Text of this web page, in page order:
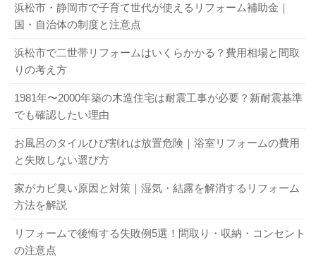
浜松市・静岡市で子育て世代が使えるリフォーム補助金｜
国・自治体の制度と注意点
浜松市で二世帯リフォームはいくらかかる？費用相場と間取
りの考え方
1981年〜2000年築の木造住宅は耐震工事が必要？新耐震基準
でも確認したい理由
お風呂のタイルひび割れは放置危険｜浴室リフォームの費用
と失敗しない選び方
家がカビ臭い原因と対策｜湿気・結露を解消するリフォーム
方法を解説
リフォームで後悔する失敗例5選！間取り・収納・コンセント
の注意点